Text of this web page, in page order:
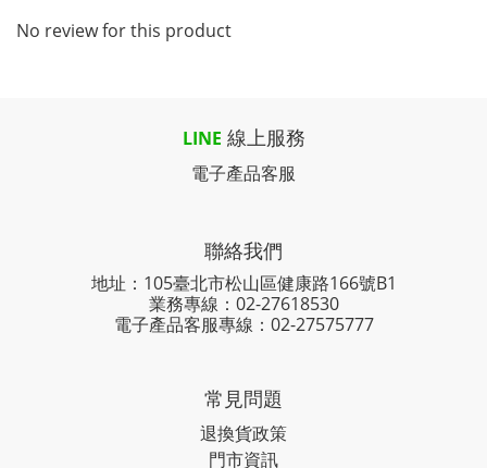
No review for this product
LINE 線上服務
電子產品客服
聯絡我們
地址：105臺北市松山區健康路166號B1
業務專線： 02-27618530
電子產品客服專線：02-27575777
常見問題
退換貨政策
門市資訊